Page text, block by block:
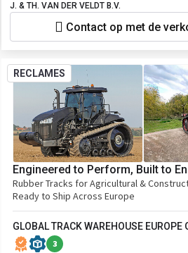
J. & TH. VAN DER VELDT B.V.
Contact op met de
RECLAMES
Engineered to Perform, Built to
Rubber Tracks for Agricultural &
Ready to Ship Across Europe
GLOBAL TRACK WAREHOUSE EUROPE
3